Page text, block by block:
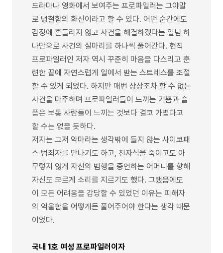
드라마나 영화에서 보여주는 프로파일러는 그야말
로 냉철함의 화신이라고 할 수 있다. 어떤 순간에도
감정에 흔들리지 않고 사건을 해결하겠다는 일념 하
나만으로 사건의 실마리를 하나씩 풀어간다. 현직
프로파일러인 저자 역시 꾸준히 마음을 다스리고 훈
련한 끝에 자연스럽게 일에서 받는 스트레스를 조절
할 수 있게 되었다. 하지만 매번 상상조차 할 수 없는
사건을 마주하며 프로파일러들이 느끼는 기쁨과 슬
픔은 보통 사람들이 느끼는 것보다 결코 가볍다고
할 수는 없을 듯하다.
저자는 그저 악마라는 생각밖에 들지 않는 사이코패
스 범죄자를 만나기도 하고, 친자식을 죽이고도 아
무렇지 않게 자신의 범행을 증언하는 어머니를 향해
자신도 모르게 소리를 지르기도 했다. 그랬음에도
이 모든 어려움을 감당할 수 있었던 이유는 피해자
의 억울함을 어떻게든 풀어주어야 한다는 생각 때문
이었다.
국내 1호 여성 프로파일러이자